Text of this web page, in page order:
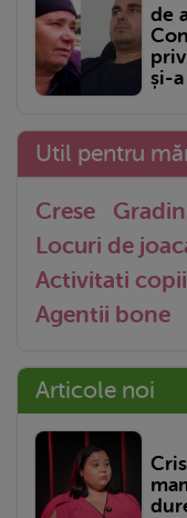
de
și-
Util pentru
Crese
Locuri de
Activitati copii
Agentii bone
Articole noi